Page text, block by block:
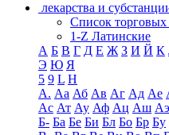
лекарства и
Список
1-Z Латинские
А Б В Г Д Е Ж З И Й К
Э Ю Я
5 9 L H
А. Аа Аб Ав Аг Ад Ае
Ас Ат Ау Аф Ац Аш Аэ
Б- Ба Бе Би Бл Бо Бр Бу